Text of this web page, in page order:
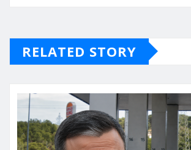
RELATED STORY